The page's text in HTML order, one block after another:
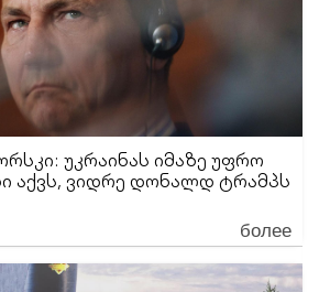
უკრაინას იმაზე უფრო
აქვს, ვიდრე დონალდ ტრამპს
более